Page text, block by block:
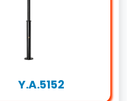
Y.A.5152